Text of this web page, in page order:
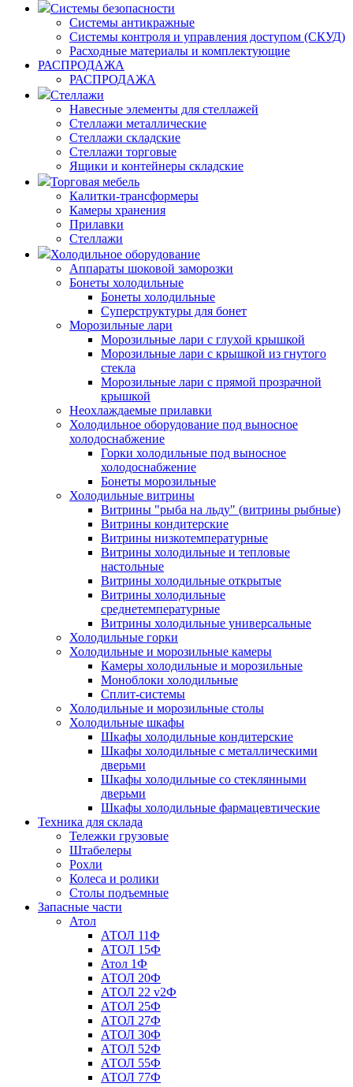
Системы безопасности
Системы антикражные
Системы контроля и управления доступом (СКУД)
Расходные материалы и комплектующие
РАСПРОДАЖА
РАСПРОДАЖА
Стеллажи
Навесные элементы для стеллажей
Стеллажи металлические
Стеллажи складские
Стеллажи торговые
Ящики и контейнеры складские
Торговая мебель
Калитки-трансформеры
Камеры хранения
Прилавки
Стеллажи
Холодильное оборудование
Аппараты шоковой заморозки
Бонеты холодильные
Бонеты холодильные
Суперструктуры для бонет
Морозильные лари
Морозильные лари с глухой крышкой
Морозильные лари с крышкой из гнутого
стекла
Морозильные лари с прямой прозрачной
крышкой
Неохлаждаемые прилавки
Холодильное оборудование под выносное
холодоснабжение
Горки холодильные под выносное
холодоснабжение
Бонеты морозильные
Холодильные витрины
Витрины "рыба на льду" (витрины рыбные)
Витрины кондитерские
Витрины низкотемпературные
Витрины холодильные и тепловые
настольные
Витрины холодильные открытые
Витрины холодильные
среднетемпературные
Витрины холодильные универсальные
Холодильные горки
Холодильные и морозильные камеры
Камеры холодильные и морозильные
Моноблоки холодильные
Сплит-системы
Холодильные и морозильные столы
Холодильные шкафы
Шкафы холодильные кондитерские
Шкафы холодильные с металлическими
дверьми
Шкафы холодильные со стеклянными
дверьми
Шкафы холодильные фармацевтические
Техника для склада
Тележки грузовые
Штабелеры
Рохли
Колеса и ролики
Столы подъемные
Запасные части
Атол
АТОЛ 11Ф
АТОЛ 15Ф
Атол 1Ф
АТОЛ 20Ф
АТОЛ 22 v2Ф
АТОЛ 25Ф
АТОЛ 27Ф
АТОЛ 30Ф
АТОЛ 52Ф
АТОЛ 55Ф
АТОЛ 77Ф